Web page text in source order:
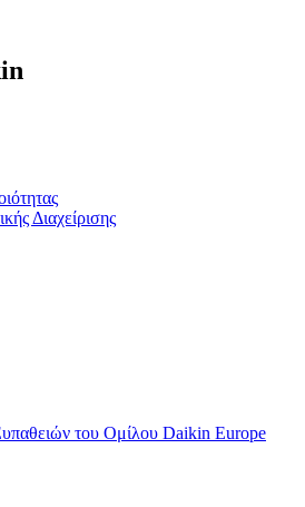
Διαχείρισης
του Ομίλου Daikin Europe